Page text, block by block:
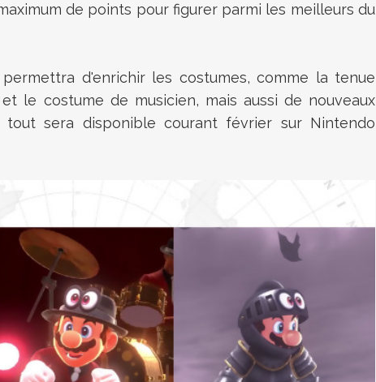
de points pour figurer parmi les meilleurs du
d'enrichir les costumes, comme la tenue
le costume de musicien, mais aussi de nouveaux
sera disponible courant février sur Nintendo